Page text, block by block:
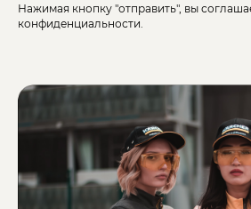
Нажимая кнопку "отправить", вы
конфиденциальности.